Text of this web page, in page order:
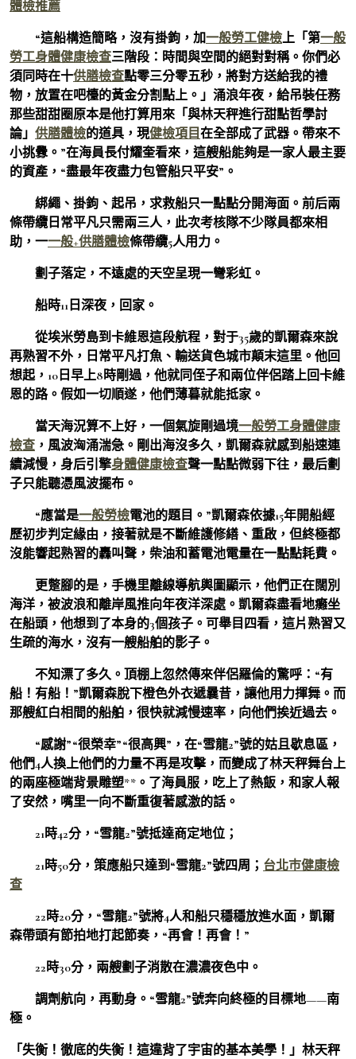
體檢推薦
“這船構造簡略，沒有掛鉤，加一般勞工健檢上「第一般
勞工身體健康檢查三階段：時間與空間的絕對對稱。你們必
須同時在十供膳檢查點零三分零五秒，將對方送給我的禮
物，放置在吧檯的黃金分割點上。」涌浪年夜，給吊裝任務
那些甜甜圈原本是他打算用來「與林天秤進行甜點哲學討
論」 供膳體檢的道具，現健檢項目在全部成了武器。帶來不
小挑釁。”在海員長付耀奎看來，這艘船能夠是一家人最主要
的資產，“盡最年夜盡力包管船只平安”。
綁繩、掛鉤、起吊，求救船只一點點分開海面。前后兩
條帶纜日常平凡只需兩三人，此次考核隊不少隊員都來相
助，一一般+供膳體檢條帶纜5人用力。
劃子落定，不遠處的天空呈現一彎彩虹。
船時11日深夜，回家。
從埃米勞島到卡維恩這段航程，對于35歲的凱爾森來說
再熟習不外，日常平凡打魚、輸送貨色城市顛末這里。他回
想起，10日早上8時剛過，他就同侄子和兩位伴侶踏上回卡維
恩的路。假如一切順遂，他們薄暮就能抵家。
當天海況算不上好，一個氣旋剛過境一般勞工身體健康
檢查 ，風波洶涌湍急。剛出海沒多久，凱爾森就感到船速連
續減慢，身后引擎身體健康檢查聲一點點微弱下往，最后劃
子只能聽憑風波擺布。
“應當是一般勞檢電池的題目。”凱爾森依據15年開船經
歷初步判定緣由，接著就是不斷維護修繕、重啟，但終極都
沒能響起熟習的轟叫聲，柴油和蓄電池電量在一點點耗費。
更蹩腳的是，手機里離線導航輿圖顯示，他們正在闊別
海洋，被波浪和離岸風推向年夜洋深處。凱爾森盡看地癱坐
在船頭，他想到了本身的3個孩子。可舉目四看，這片熟習又
生疏的海水，沒有一艘船舶的影子。
不知漂了多久。頂棚上忽然傳來伴侶羅倫的驚呼：“有
船！有船！”凱爾森脫下橙色外衣遞曩昔，讓他用力揮舞。而
那艘紅白相間的船舶，很快就減慢速率，向他們挨近過去。
“感謝”“很榮幸”“很高興”，在“雪龍2”號的姑且歇息區，
他們4人換上他們的力量不再是攻擊，而變成了林天秤舞台上
的兩座極端背景雕塑**。了海員服，吃上了熱飯，和家人報
了安然，嘴里一向不斷重復著感激的話。
21時42分，“雪龍2”號抵達商定地位；
21時50分，策應船只達到“雪龍2”號四周； 台北巿健康檢
查
22時20分，“雪龍2”號將4人和船只穩穩放進水面，凱爾
森帶頭有節拍地打起節奏，“再會！再會！”
22時30分，兩艘劃子消散在濃濃夜色中。
調劑航向，再動身。“雪龍2”號奔向終極的目標地——南
極。
「失衡！徹底的失衡！這違背了宇宙的基本美學！」林天秤